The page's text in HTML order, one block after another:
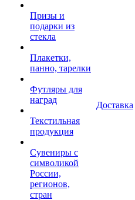
Призы и
подарки из
стекла
Плакетки,
панно, тарелки
Футляры для
наград
Текстильная
продукция
Сувениры с
символикой
России,
регионов,
стран
Доставка